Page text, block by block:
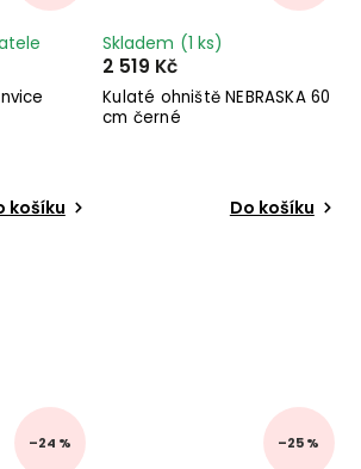
košíku
Kulaté ohniště NEBRASKA 60
cm černé
Skladem (1 ks)
2 519 Kč
Do košíku
–24 % –25 %